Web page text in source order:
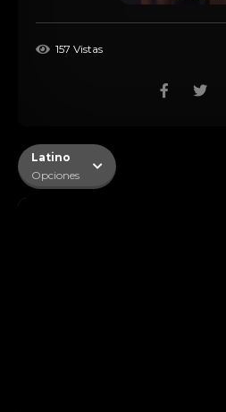
157 Vistas
Latino
Opciones